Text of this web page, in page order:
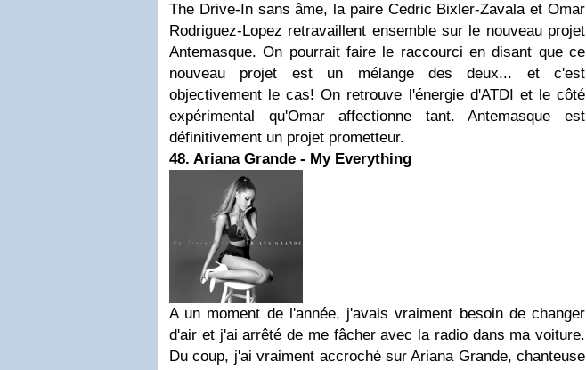
The Drive-In sans âme, la paire Cedric Bixler-Zavala et Omar
Rodriguez-Lopez retravaillent ensemble sur le nouveau projet
Antemasque. On pourrait faire le raccourci en disant que ce
nouveau projet est un mélange des deux... et c'est
objectivement le cas! On retrouve l'énergie d'ATDI et le côté
expérimental qu'Omar affectionne tant. Antemasque est
définitivement un projet prometteur.
48. Ariana Grande - My Everything
A un moment de l'année, j'avais vraiment besoin de changer
d'air et j'ai arrêté de me fâcher avec la radio dans ma voiture.
Du coup, j'ai vraiment accroché sur Ariana Grande, chanteuse